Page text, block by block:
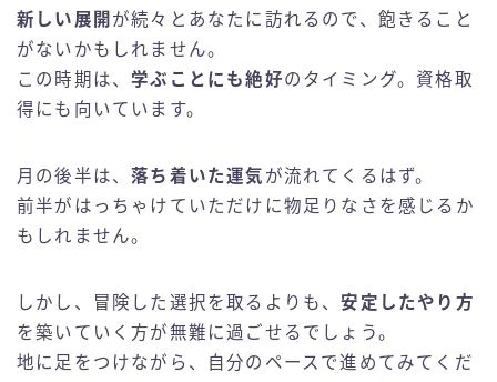
新しい展開 が続々とあなたに訪れるので、飽きること
がないかもしれません。
この時期は、学ぶことにも絶好のタイミング。資格取
得にも向いています。
月の後半は、落ち着いた運気 が流れてくるはず。
前半がはっちゃけていただけに物足りなさを感じるか
もしれません。
しかし、冒険した選択を取るよりも、安定したやり方
を築いていく方が無難に過ごせるでしょう。
地に足をつけながら、自分のペースで進めてみてくだ